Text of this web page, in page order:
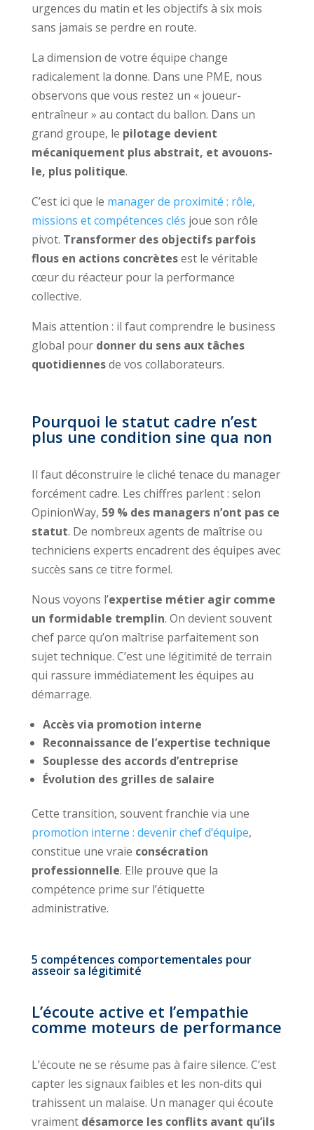
urgences du matin et les objectifs à six mois
sans jamais se perdre en route.
La dimension de votre équipe change
radicalement la donne. Dans une PME, nous
observons que vous restez un « joueur-
entraîneur » au contact du ballon. Dans un
grand groupe, le pilotage devient
mécaniquement plus abstrait, et avouons-
le, plus politique.
C’est ici que le manager de proximité : rôle,
missions et compétences clés joue son rôle
pivot. Transformer des objectifs parfois
flous en actions concrètesest le véritable
cœur du réacteur pour la performance
collective.
Mais attention : il faut comprendre le business
global pour donner du sens aux tâches
quotidiennesde vos collaborateurs.
Pourquoi le statut cadre n’est
plus une condition sine qua non
Il faut déconstruire le cliché tenace du manager
forcément cadre. Les chiffres parlent : selon
OpinionWay, 59 % des managers n’ont pas ce
statut. De nombreux agents de maîtrise ou
techniciens experts encadrent des équipes avec
succès sans ce titre formel.
Nous voyons l’expertise métier agir comme
un formidable tremplin. On devient souvent
chef parce qu’on maîtrise parfaitement son
sujet technique. C’est une légitimité de terrain
qui rassure immédiatement les équipes au
démarrage.
Accès via promotion interne
Reconnaissance de l’expertise technique
Souplesse des accords d’entreprise
Évolution des grilles de salaire
Cette transition, souvent franchie via une
promotion interne : devenir chef d’équipe,
constitue une vraie consécration
professionnelle. Elle prouve que la
compétence prime sur l’étiquette
administrative.
5 compétences comportementales pour
asseoir sa légitimité
L’écoute active et l’empathie
comme moteurs de performance
L’écoute ne se résume pas à faire silence. C’est
capter les signaux faibles et les non-dits qui
trahissent un malaise. Un manager qui écoute
vraiment désamorce les conflits avant qu’ils